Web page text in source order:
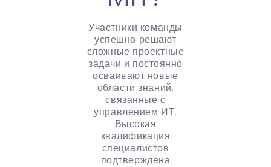
Участники команды
успешно решают
сложные проектные
задачи и постоянно
осваивают новые
области знаний,
связанные с
управлением ИТ.
Высокая
квалификация
специалистов
подтверждена